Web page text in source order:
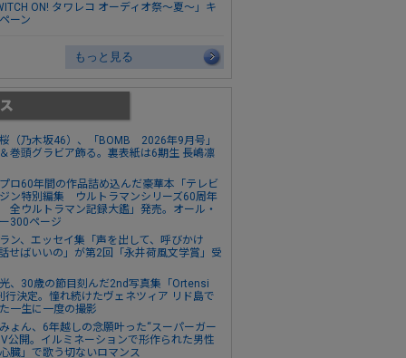
ON! タワレコ オーディオ祭～夏～」キ
ーン
もっと見る
（乃木坂46）、「BOMB 2026年9月号」
巻頭グラビア飾る。裏表紙は6期生 長嶋凛
ロ60年間の作品詰め込んだ豪華本「テレビ
ン特別編集 ウルトラマンシリーズ60周年
全ウルトラマン記録大鑑」発売。オール・
300ページ
ン、エッセイ集「声を出して、呼びかけ
せばいいの」が第2回「永井荷風文学賞」受
、30歳の節目刻んだ2nd写真集「Ortensi
行決定。憧れ続けたヴェネツィア リド島で
一生に一度の撮影
ょん、6年越しの念願叶った“スーパーガー
公開。イルミネーションで形作られた男性
臓」で歌う切ないロマンス